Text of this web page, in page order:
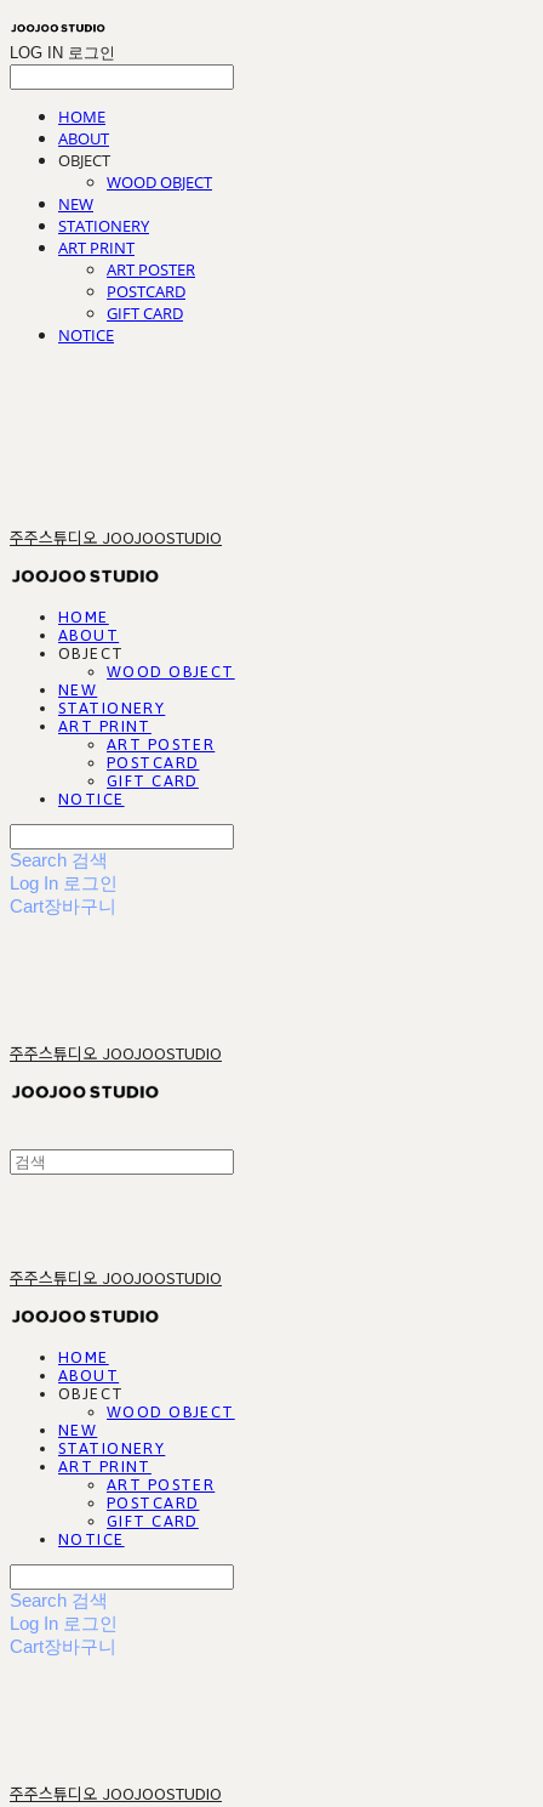
LOG IN 로그인
HOME
ABOUT
OBJECT
WOOD OBJECT
NEW
STATIONERY
ART PRINT
ART POSTER
POSTCARD
GIFT CARD
NOTICE
주주스튜디오 JOOJOOSTUDIO
HOME
ABOUT
OBJECT
WOOD OBJECT
NEW
STATIONERY
ART PRINT
ART POSTER
POSTCARD
GIFT CARD
NOTICE
Search 검색
Log In 로그인
Cart장바구니
주주스튜디오 JOOJOOSTUDIO
주주스튜디오 JOOJOOSTUDIO
HOME
ABOUT
OBJECT
WOOD OBJECT
NEW
STATIONERY
ART PRINT
ART POSTER
POSTCARD
GIFT CARD
NOTICE
Search 검색
Log In 로그인
Cart장바구니
주주스튜디오 JOOJOOSTUDIO